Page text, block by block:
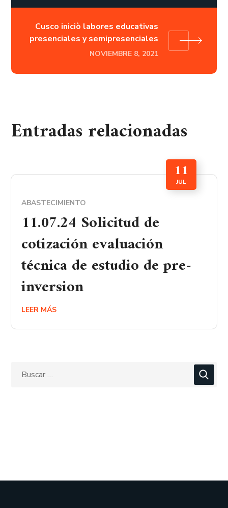
Cusco iniciò labores educativas
presenciales y semipresenciales
NOVIEMBRE 8, 2021
Entradas relacionadas
11
JUL
ABASTECIMIENTO
11.07.24 Solicitud de
cotización evaluación
técnica de estudio de pre-
inversion
LEER MÁS